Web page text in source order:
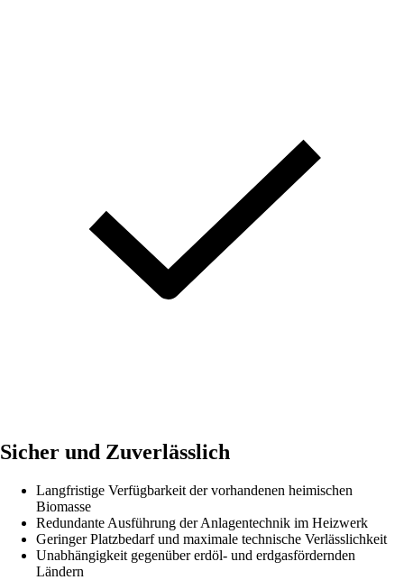
Sicher und Zuverlässlich
Langfristige Verfügbarkeit der vorhandenen heimischen
Biomasse
Redundante Ausführung der Anlagentechnik im Heizwerk
Geringer Platzbedarf und maximale technische Verlässlichkeit
Unabhängigkeit gegenüber erdöl- und erdgasfördernden
Ländern